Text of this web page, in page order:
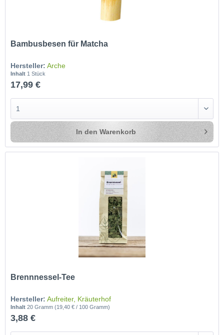
Bambusbesen für Matcha
Hersteller: Arche
Inhalt 1 Stück
17,99 €
In den Warenkorb
Brennnessel-Tee
Hersteller: Aufreiter, Kräuterhof
Inhalt20 Gramm(19,40 € / 100 Gramm)
3,88 €